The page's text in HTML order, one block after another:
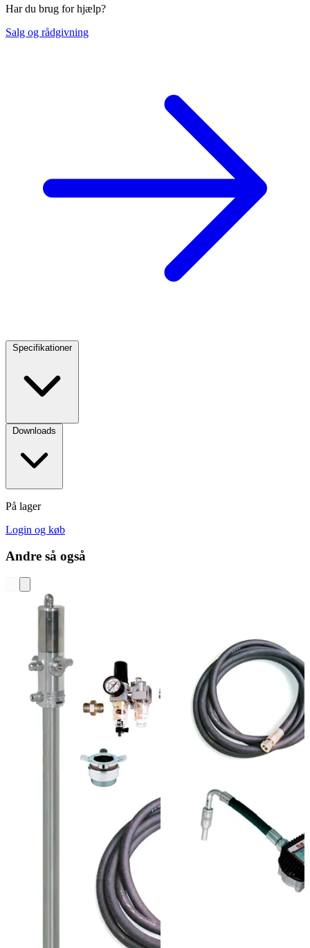
Har du brug for hjælp?
Salg og rådgivning
Specifikationer
Downloads
På lager
Login og køb
Andre så også